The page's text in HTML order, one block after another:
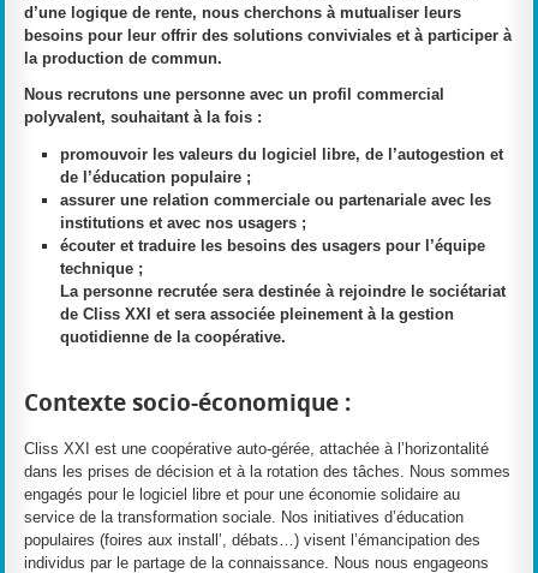
d’une logique de rente, nous cherchons à mutualiser leurs
besoins pour leur offrir des solutions conviviales et à participer à
la production de commun.
Nous recrutons une personne avec un profil commercial
polyvalent, souhaitant à la fois :
promouvoir les valeurs du logiciel libre, de l’autogestion et
de l’éducation populaire ;
assurer une relation commerciale ou partenariale avec les
institutions et avec nos usagers ;
écouter et traduire les besoins des usagers pour l’équipe
technique ;
La personne recrutée sera destinée à rejoindre le sociétariat
de Cliss XXI et sera associée pleinement à la gestion
quotidienne de la coopérative.
Contexte socio-économique :
Cliss XXI est une coopérative auto-gérée, attachée à l’horizontalité
dans les prises de décision et à la rotation des tâches. Nous sommes
engagés pour le logiciel libre et pour une économie solidaire au
service de la transformation sociale. Nos initiatives d’éducation
populaires (foires aux install’, débats…) visent l’émancipation des
individus par le partage de la connaissance. Nous nous engageons